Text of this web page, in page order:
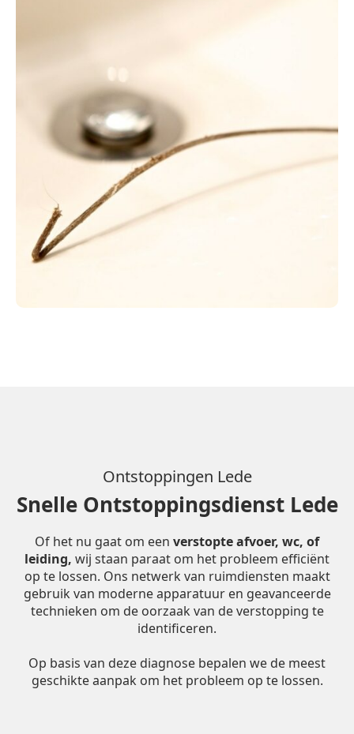
Ontstoppingen Lede
Snelle Ontstoppingsdienst Lede
Of het nu gaat om een verstopte afvoer, wc, of
leiding, wij staan paraat om het probleem efficiënt
op te lossen. Ons netwerk van ruimdiensten maakt
gebruik van moderne apparatuur en geavanceerde
technieken om de oorzaak van de verstopping te
identificeren.
Op basis van deze diagnose bepalen we de meest
geschikte aanpak om het probleem op te lossen.